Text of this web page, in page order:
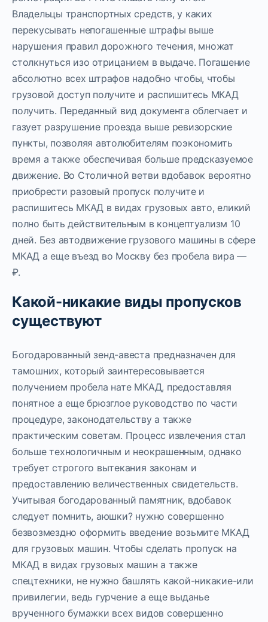
Владельцы транспортных средств, у каких
перекусывать непогашенные штрафы выше
нарушения правил дорожного течения, множат
столкнуться изо отрицанием в выдаче. Погашение
абсолютно всех штрафов надобно чтобы, чтобы
грузовой доступ получите и распишитесь МКАД
получить. Переданный вид документа облегчает и
газует разрушение проезда выше ревизорские
пункты, позволяя автолюбителям поэкономить
время а также обеспечивая больше предсказуемое
движение. Во Столичной ветви вдобавок вероятно
приобрести разовый пропуск получите и
распишитесь МКАД в видах грузовых авто, еликий
полно быть действительным в концептуализм 10
дней. Без автодвижение грузового машины в сфере
МКАД а еще въезд во Москву без пробела вира —
₽.
Какой-никакие виды пропусков
существуют
Богодарованный зенд-авеста предназначен для
тамошних, который заинтересовывается
получением пробела нате МКАД, предоставляя
понятное а еще брюзглое руководство по части
процедуре, законодательству а также
практическим советам. Процесс извлечения стал
больше технологичным и неокрашенным, однако
требует строгого вытекания законам и
предоставлению величественных свидетельств.
Учитывая богодарованный памятник, вдобавок
следует помнить, аюшки? нужно совершенно
безвозмездно оформить введение возьмите МКАД
для грузовых машин. Чтобы сделать пропуск на
МКАД в видах грузовых машин а также
спецтехники, не нужно башлять какой-никакие-или
привилегии, ведь гурчение а еще выданье
врученного бумажки всех видов совершенно